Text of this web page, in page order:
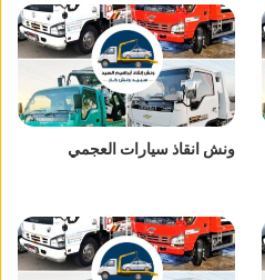
ونش انقاذ سيارات العجمي